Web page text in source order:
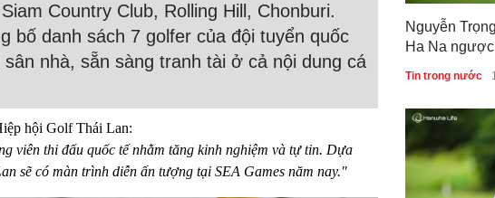
Country Club, Rolling Hill, Chonburi.
bố danh sách 7 golfer của đội tuyển quốc
nhà, sẵn sàng tranh tài ở cả nội dung cá
hội Golf Thái Lan:
viên thi đấu quốc tế nhằm tăng kinh nghiệm và tự tin. Dựa
sẽ có màn trình diễn ấn tượng tại SEA Games năm nay."
Nguyễn
Ha Na
Golf Trẻ
Tin trong nước